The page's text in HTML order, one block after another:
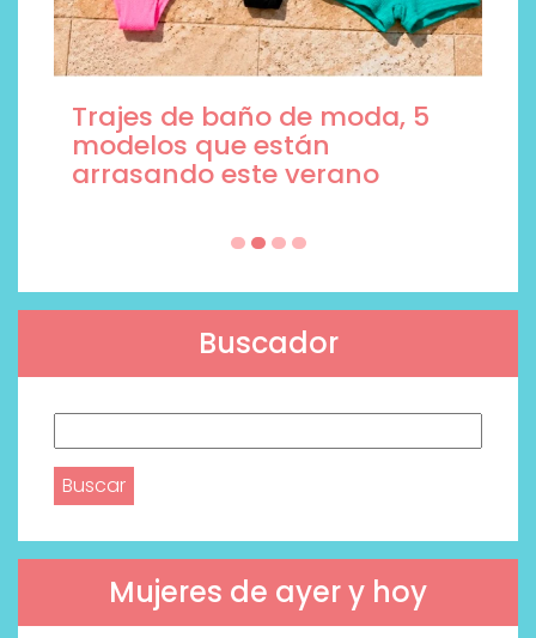
Trajes de baño de moda, 5
modelos que están
arrasando este verano
Buscador
Mujeres de ayer y hoy